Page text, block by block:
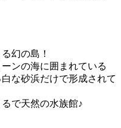
幻の島！
ンの海に囲まれている
な砂浜だけで形成されて
で天然の水族館♪